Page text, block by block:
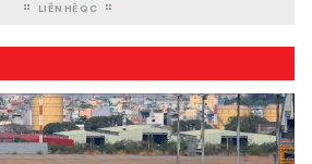
LIÊN HỆ QC